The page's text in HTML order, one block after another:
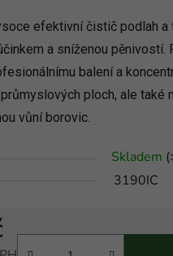
efektivní čistič podlah
a sníženou pěnivostí.
balení a
ploch, ale také
vůní borovic.
Skladem (
3190IC